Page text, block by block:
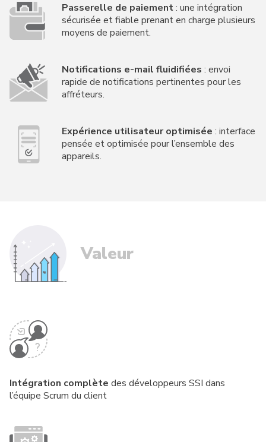
Passerelle de paiement: une intégration
sécurisée et fiable prenant en charge plusieurs
moyens de paiement.
Notifications e-mail fluidifiées : envoi
rapide de notifications pertinentes pour les
affréteurs.
Expérience utilisateur optimisée : interface
pensée et optimisée pour l’ensemble des
appareils.
Valeur
Intégration complète des développeurs SSI dans
l’équipe Scrum du client